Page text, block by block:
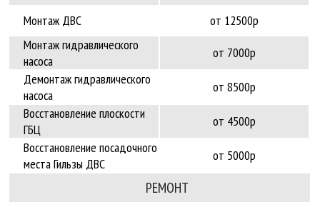
Монтаж ДВС
от 12500р
Монтаж гидравлического
насоса
от 7000р
Демонтаж гидравлического
насоса
от 8500р
Восстановление плоскости
ГБЦ
от 4500р
Восстановление посадочного
места Гильзы ДВС
от 5000р
РЕМОНТ